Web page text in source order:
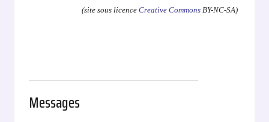
(site sous licence Creative CommonsBY-NC-SA)
Messages